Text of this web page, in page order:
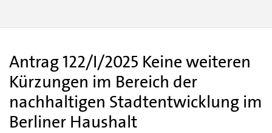
Antrag 122/I/2025 Keine weiteren
Kürzungen im Bereich der
nachhaltigen Stadtentwicklung im
Berliner Haushalt